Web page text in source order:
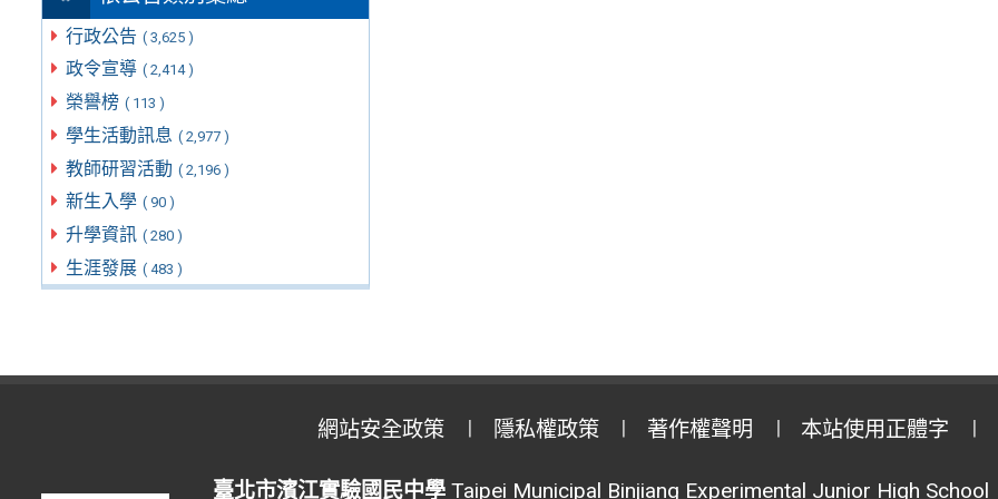
行政公告 ( 3,625 )
政令宣導 ( 2,414 )
榮譽榜 ( 113 )
學生活動訊息 ( 2,977 )
教師研習活動 ( 2,196 )
新生入學 ( 90 )
升學資訊 ( 280 )
生涯發展 ( 483 )
網站安全政策 隱私權政策 著作權聲明 本站使用正體字
臺北市濱江實驗國民中學Taipei Municipal Binjiang Experimental Junior High School